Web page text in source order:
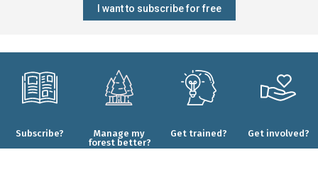
I want to subscribe for free
Subscribe?
Manage my
forest better?
Get trained? Get involved?